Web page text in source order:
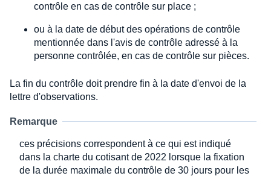
contrôle en cas de contrôle sur place ;
ou à la date de début des opérations de contrôle
mentionnée dans l'avis de contrôle adressé à la
personne contrôlée, en cas de contrôle sur pièces.
La fin du contrôle doit prendre fin à la date d'envoi de la
lettre d'observations.
Remarque
ces précisions correspondent à ce qui est indiqué
dans la charte du cotisant de 2022 lorsque la fixation
de la durée maximale du contrôle de 30 jours pour les